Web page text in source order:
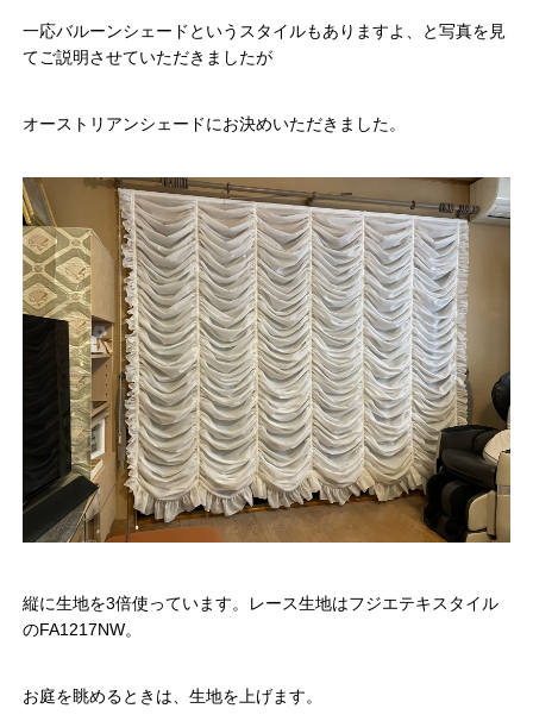
一応バルーンシェードというスタイルもありますよ、と写真を見
てご説明させていただきましたが
オーストリアンシェードにお決めいただきました。
縦に生地を3倍使っています。レース生地はフジエテキスタイル
のFA1217NW。
お庭を眺めるときは、生地を上げます。